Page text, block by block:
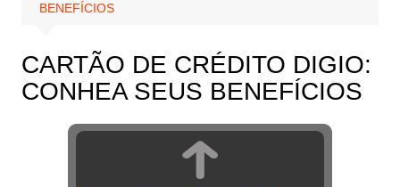
BENEFÍCIOS
CARTÃO DE CRÉDITO DIGIO:
CONHEA SEUS BENEFÍCIOS